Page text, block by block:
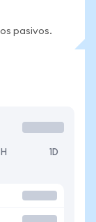
pasivos.
1D